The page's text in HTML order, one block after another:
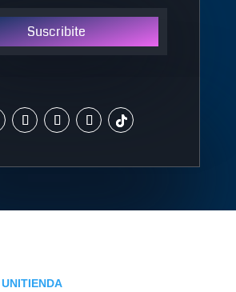
Suscribite
UNITIENDA